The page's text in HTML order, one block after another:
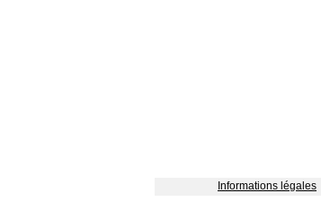
Informations légales